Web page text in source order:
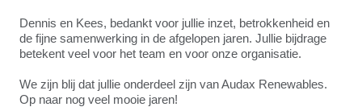
Dennis en Kees, bedankt voor jullie inzet, betrokkenheid en
de fijne samenwerking in de afgelopen jaren. Jullie bijdrage
betekent veel voor het team en voor onze organisatie.
We zijn blij dat jullie onderdeel zijn van Audax Renewables.
Op naar nog veel mooie jaren!